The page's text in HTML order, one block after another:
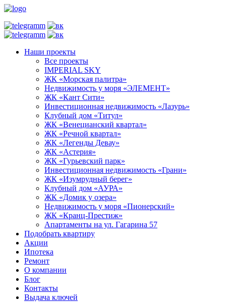
Наши проекты
Все проекты
IMPERIAL SKY
ЖК «Морская палитра»
Недвижимость у моря «ЭЛЕМЕНТ»
ЖК «Кант Сити»
Инвестиционная недвижимость «Лазурь»
Клубный дом «Титул»
ЖК «Венецианский квартал»
ЖК «Речной квартал»
ЖК «Легенды Девау»
ЖК «Астерия»
ЖК «Гурьевский парк»
Инвестиционная недвижимость «Грани»
ЖК «Изумрудный берег»
Клубный дом «АУРА»
ЖК «Домик у озера»
Недвижимость у моря «Пионерский»
ЖК «Кранц-Престиж»
Апартаменты на ул. Гагарина 57
Подобрать квартиру
Акции
Ипотека
Ремонт
О компании
Блог
Контакты
Выдача ключей